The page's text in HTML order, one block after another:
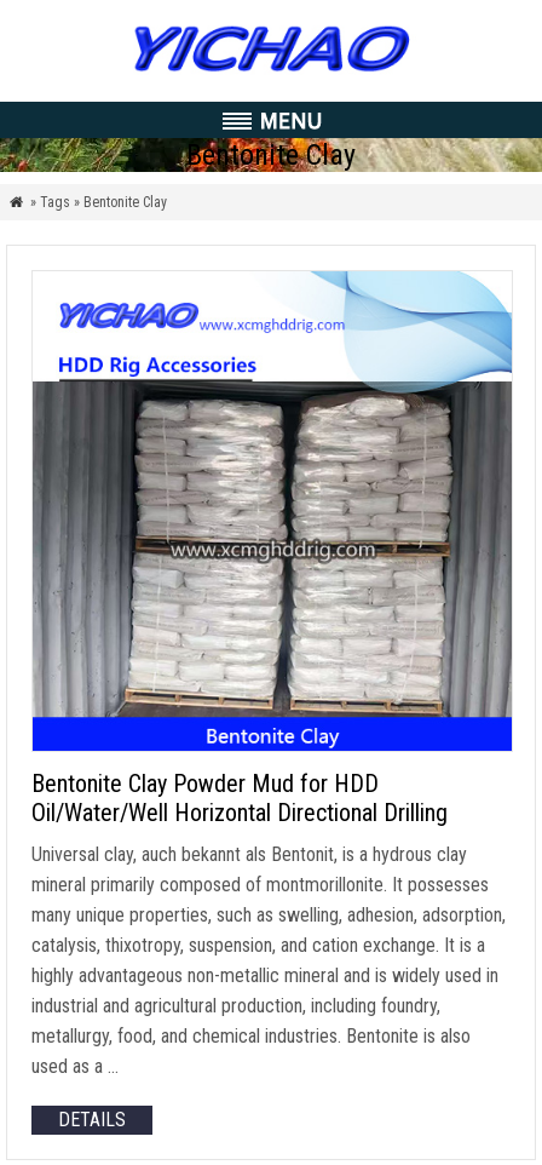
Bentonite Clay
 » Tags » Bentonite Clay
Bentonite Clay Powder Mud for HDD
Oil/Water/Well Horizontal Directional Drilling
Universal clay, auch bekannt als Bentonit, is a hydrous clay
mineral primarily composed of montmorillonite. It possesses
many unique properties, such as swelling, adhesion, adsorption,
catalysis, thixotropy, suspension, and cation exchange. It is a
highly advantageous non-metallic mineral and is widely used in
industrial and agricultural production, including foundry,
metallurgy, food, and chemical industries. Bentonite is also
used as a …
DETAILS